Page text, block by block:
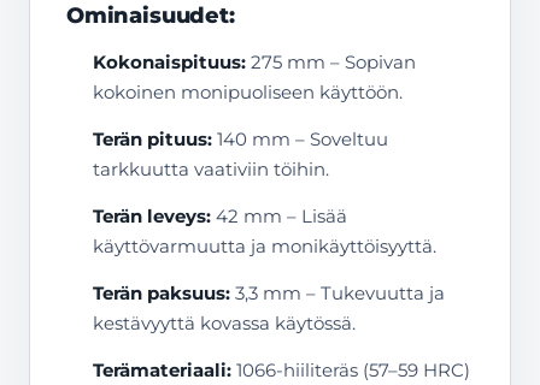
Ominaisuudet:
Kokonaispituus: 275 mm – Sopivan
kokoinen monipuoliseen käyttöön.
Terän pituus: 140 mm – Soveltuu
tarkkuutta vaativiin töihin.
Terän leveys: 42 mm – Lisää
käyttövarmuutta ja monikäyttöisyyttä.
Terän paksuus: 3,3 mm – Tukevuutta ja
kestävyyttä kovassa käytössä.
Terämateriaali: 1066-hiiliteräs (57–59 HRC)